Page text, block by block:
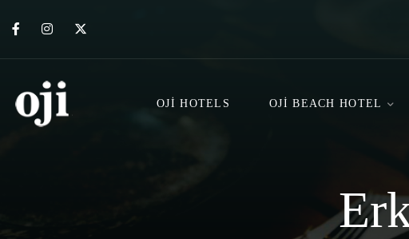
OJI HOTELS OJI BEACH HOTEL